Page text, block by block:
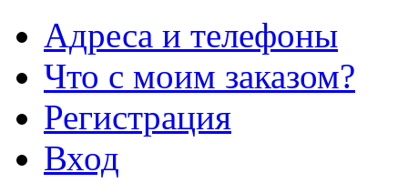
Адреса и телефоны
Что с моим заказом?
Регистрация
Вход